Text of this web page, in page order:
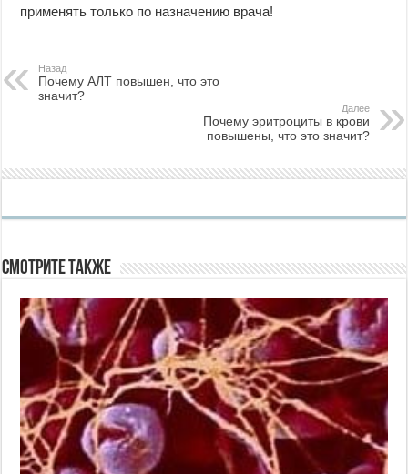
применять только по назначению врача!
Назад
Почему АЛТ повышен, что это
значит?
Далее
Почему эритроциты в крови
повышены, что это значит?
Смотрите также